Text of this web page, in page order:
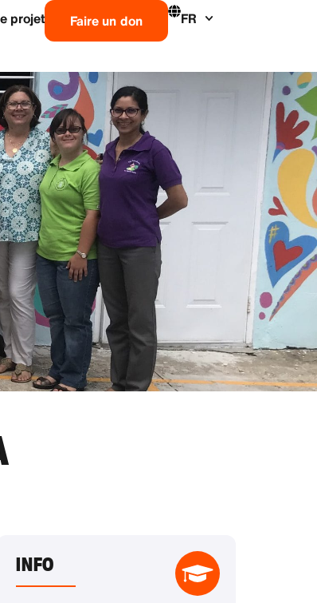
projet Faire un don FR
INFO